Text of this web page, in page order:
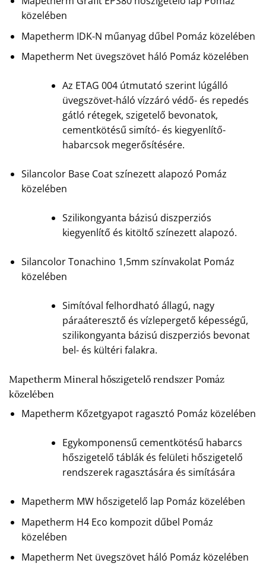
közelében
Mapetherm IDK-N műanyag dűbel Pomáz közelében
Mapetherm Net üvegszövet háló Pomáz közelében
Az ETAG 004 útmutató szerint lúgálló
üvegszövet-háló vízzáró védő- és repedés
gátló rétegek, szigetelő bevonatok,
cementkötésű simító- és kiegyenlítő-
habarcsok megerősítésére.
Silancolor Base Coat színezett alapozó Pomáz
közelében
Szilikongyanta bázisú diszperziós
kiegyenlítő és kitöltő színezett alapozó.
Silancolor Tonachino 1,5mm színvakolat Pomáz
közelében
Simítóval felhordható állagú, nagy
páraáteresztő és vízlepergető képességű,
szilikongyanta bázisú diszperziós bevonat
bel- és kültéri falakra.
Mapetherm Mineral hőszigetelő rendszer Pomáz
közelében
Mapetherm Kőzetgyapot ragasztó Pomáz közelében
Egykomponensű cementkötésű habarcs
hőszigetelő táblák és felületi hőszigetelő
rendszerek ragasztására és simítására
Mapetherm MW hőszigetelő lap Pomáz közelében
Mapetherm H4 Eco kompozit dűbel Pomáz
közelében
Mapetherm Net üvegszövet háló Pomáz közelében